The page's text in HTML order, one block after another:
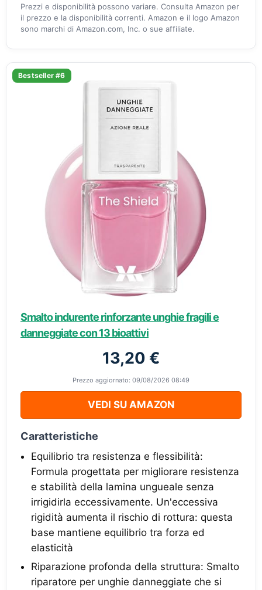
Prezzi e disponibilità possono variare. Consulta Amazon per
il prezzo e la disponibilità correnti. Amazon e il logo Amazon
sono marchi di Amazon.com, Inc. o sue affiliate.
Bestseller #6
Smalto indurente rinforzante unghie fragili e
danneggiate con 13 bioattivi
13,20 €
Prezzo aggiornato: 09/08/2026 08:49
VEDI SU AMAZON
Caratteristiche
Equilibrio tra resistenza e flessibilità:
Formula progettata per migliorare resistenza
e stabilità della lamina ungueale senza
irrigidirla eccessivamente. Un'eccessiva
rigidità aumenta il rischio di rottura: questa
base mantiene equilibrio tra forza ed
elasticità
Riparazione profonda della struttura: Smalto
riparatore per unghie danneggiate che si